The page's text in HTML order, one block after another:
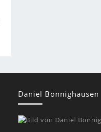
Daniel Bönnighausen